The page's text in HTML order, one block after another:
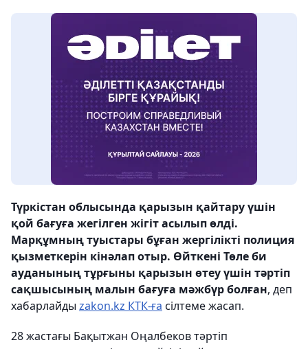
Түркістан облысында қарызын қайтару үшін
қой бағуға жегілген жігіт асылып өлді.
Марқұмның туыстары бұған жергілікті полиция
қызметкерін кінәлап отыр. Өйткені Төле би
ауданының тұрғыны қарызын өтеу үшін тәртіп
сақшысының малын бағуға мәжбүр болған, деп
хабарлайды zakon.kz КТК-ға сілтеме жасап.
28 жастағы Бақытжан Оңалбеков тәртіп